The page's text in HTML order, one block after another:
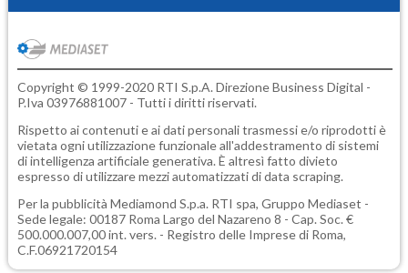
Copyright © 1999-2020 RTI S.p.A. Direzione Business Digital -
P.Iva 03976881007 - Tutti i diritti riservati.
Rispetto ai contenuti e ai dati personali trasmessi e/o riprodotti è
vietata ogni utilizzazione funzionale all'addestramento di sistemi
di intelligenza artificiale generativa. È altresì fatto divieto
espresso di utilizzare mezzi automatizzati di data scraping.
Per la pubblicità Mediamond S.p.a. RTI spa, Gruppo Mediaset -
Sede legale: 00187 Roma Largo del Nazareno 8 - Cap. Soc. €
500.000.007,00 int. vers. - Registro delle Imprese di Roma,
C.F.06921720154